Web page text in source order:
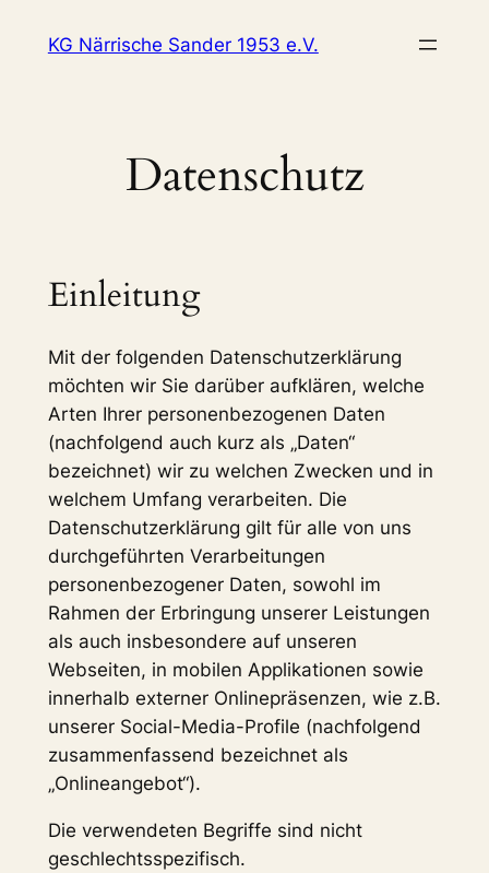
InhaltKG Närrische Sander 1953 e.V.
Datenschutz
Einleitung
Mit der folgenden Datenschutzerklärung
möchten wir Sie darüber aufklären, welche
Arten Ihrer personenbezogenen Daten
(nachfolgend auch kurz als „Daten“
bezeichnet) wir zu welchen Zwecken und in
welchem Umfang verarbeiten. Die
Datenschutzerklärung gilt für alle von uns
durchgeführten Verarbeitungen
personenbezogener Daten, sowohl im
Rahmen der Erbringung unserer Leistungen
als auch insbesondere auf unseren
Webseiten, in mobilen Applikationen sowie
innerhalb externer Onlinepräsenzen, wie z.B.
unserer Social-Media-Profile (nachfolgend
zusammenfassend bezeichnet als
„Onlineangebot“).
Die verwendeten Begriffe sind nicht
geschlechtsspezifisch.